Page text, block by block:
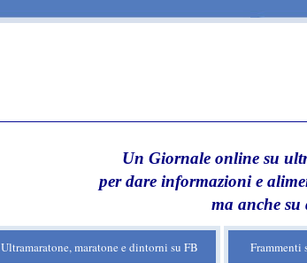
Un Giornale online su
per dare informazioni e
ma anche
Ultramaratone, maratone e dintorni su FB Frammenti